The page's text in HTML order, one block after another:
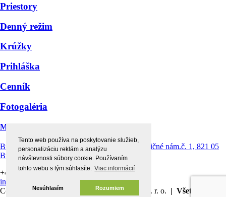
Tento web používa na poskytovanie služieb,
personalizáciu reklám a analýzu
návštevnosti súbory cookie. Používaním
tohto webu s tým súhlasíte. Viac informácií
Nesúhlasím Rozumiem
Priestory
Denný režim
Krúžky
Prihláška
Cenník
Fotogaléria
Montessori centrum štvorlístok
Bratislava Ružinov - Prievoz, Prevádzka: Radničné nám.č. 1, 821 05
Bratislava
+421 903 154 156 |+421 902 832 430
info@detske-centrum.sk
Copyright © 2026 Detské centrum štvorlístok s. r. o. | Všetky práva